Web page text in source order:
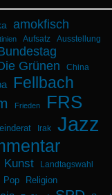
amokfisch
Aufsatz Ausstellung
Grünen
China
Fellbach
Frieden FRS
Irak Jazz
Kunst Landtagswahl
Pop Religion